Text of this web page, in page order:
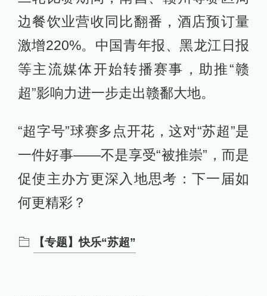
边餐饮业营收同比翻番，酒店预订量
激增220%。中国青年报、黑龙江日报
等主流媒体开始转播赛事，助推“赣
超”影响力进一步走出赣鄱大地。
“超字号”球赛多点开花，这对“苏超”是
一件好事——不是享受“被推崇”，而是
促使主办方更深入地思考：下一届如
何更精彩？
【专题】快乐“苏超”